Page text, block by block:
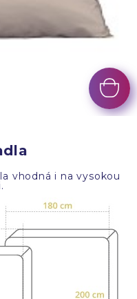
cm
vhodná i na vysokou